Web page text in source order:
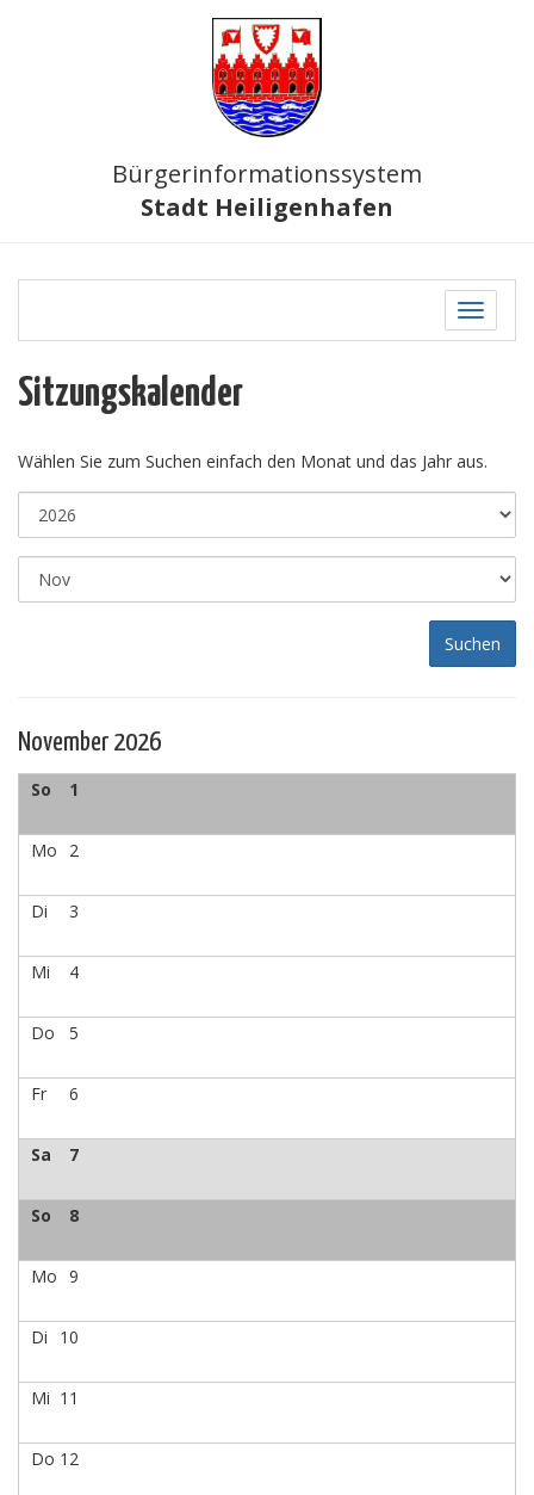
Bürgerinformationssystem
Stadt Heiligenhafen
Toggle
Sitzungskalender
Wählen Sie zum Suchen einfach den Monat und das Jahr aus.
November 2026
So 1
Mo 2
Di 3
Mi 4
Do 5
Fr 6
Sa 7
So 8
Mo 9
Di 10
Mi 11
Do 12